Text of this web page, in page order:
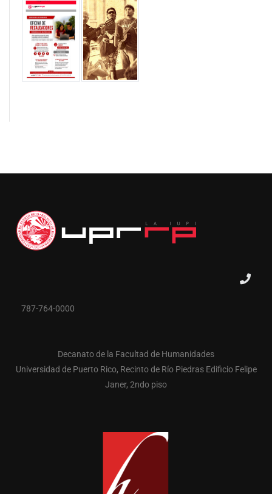
787-764-0000
Decanato de la Facultad de Humanidades
Universidad de Puerto Rico, Recinto de Río Piedras Edificio Felipe
Janer, 2ndo piso